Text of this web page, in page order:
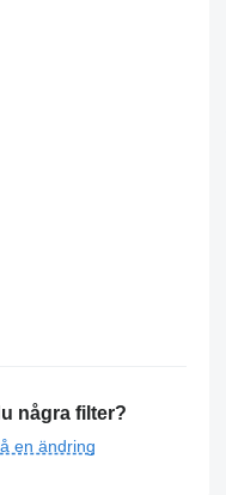
några filter?
en ändring